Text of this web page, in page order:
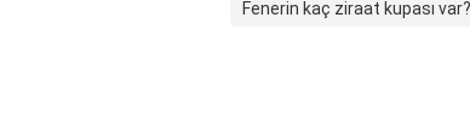
Fenerin kaç ziraat kupası var?